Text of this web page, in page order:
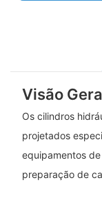
Visão
Os cilindros
projetados
equipamentos
preparação de